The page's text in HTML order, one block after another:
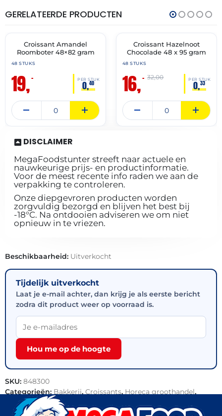
GERELATEERDE PRODUCTEN
🔥 OP=OP
THT:
30-
Croissant Amandel
Roomboter 48×82 gram
48 STUKS
19,– PER STUK
0,40
🔥 OP=OP
Croissant Hazelnoot
Chocolade 48 x 95 gram
48 STUKS
16,– PER STUK
0,33
32,00
DISCLAIMER
MegaFoodstunter streeft naar actuele en
nauwkeurige prijs- en productinformatie.
Voor de meest recente info raden we aan de
verpakking te controleren.
Onze diepgevroren producten worden
zorgvuldig bezorgd en blijven het best bij
-18°C. Na ontdooien adviseren we om niet
opnieuw in te vriezen.
Beschikbaarheid: Uitverkocht
Tijdelijk uitverkocht
Laat je e-mail achter, dan krijg je als eerste bericht
zodra dit product weer op voorraad is.
Hou me op de hoogte
SKU: 848300
Categorieën: Bakkerij, Croissants, Horeca groothandel,
Outlet